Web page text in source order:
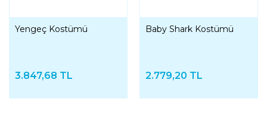
Yengeç Kostümü
3.847,68 TL
Baby Shark Kostümü
2.779,20 TL